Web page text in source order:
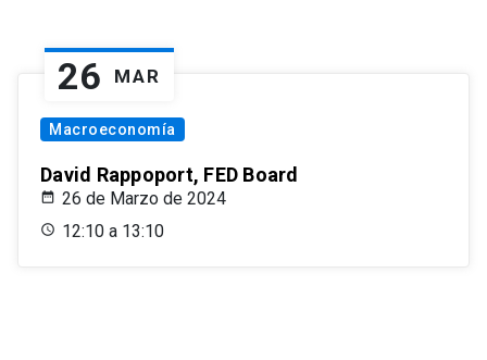
26 MAR
Macroeconomía
David Rappoport, FED Board
26 de Marzo de 2024
12:10 a 13:10